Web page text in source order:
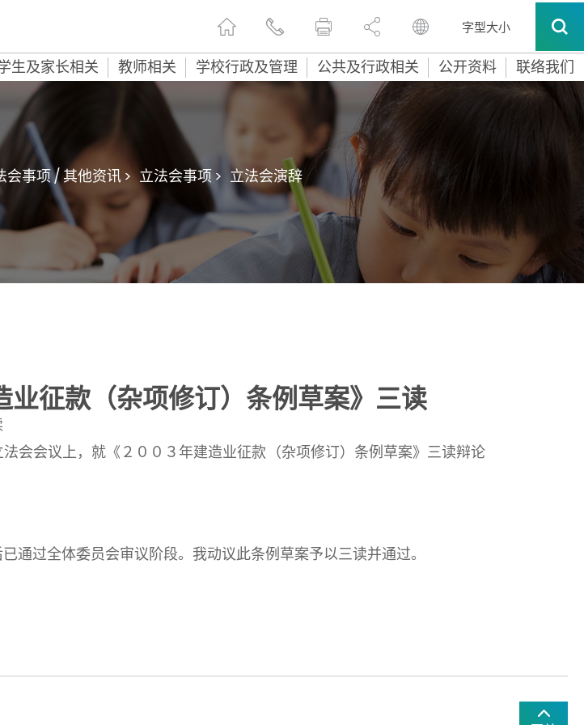
字型大小
生及家长相关 教师相关 学校行政及管理 公共及行政相关 公开资料 联络我们
会事项 / 其他资讯 > 立法会事项 > 立法会演辞
征款（杂项修订）条例草案》三读
会议上，就《２００３年建造业征款（杂项修订）条例草案》三读辩论
过全体委员会审议阶段。我动议此条例草案予以三读并通过。